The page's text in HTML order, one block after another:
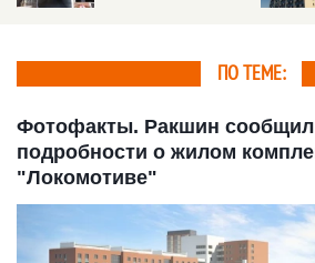
ПО ТЕМЕ:
Фотофакты. Ракшин
подробности о жилом
"Локомотиве"